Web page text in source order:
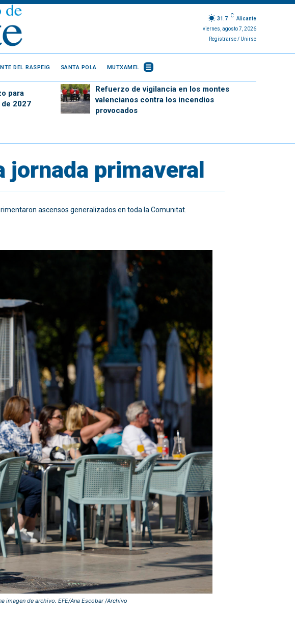
31.7
C
Alicante
viernes, agosto 7, 2026
Registrarse / Unirse
DEL RASPEIG SANTA POLA MUTXAMEL
para
2027
Refuerzo de vigilancia en los montes
valencianos contra los incendios
provocados
jornada primaveral
ascensos generalizados en toda la Comunitat.
imagen de archivo. EFE/Ana Escobar /Archivo